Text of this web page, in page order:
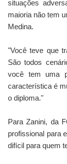
situações
maioria não tem
Medina.
"Você teve que
São todos
você tem uma
característica é
o diploma."
Para Zanini, da
profissional para
difícil para quem